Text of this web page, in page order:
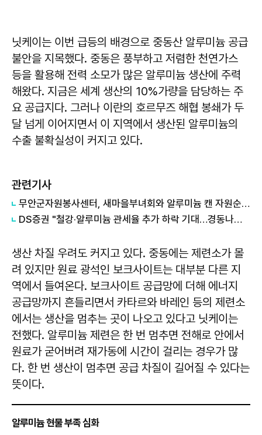
닛케이는 이번 급등의 배경으로 중동산 알루미늄 공급
불안을 지목했다. 중동은 풍부하고 저렴한 천연가스
등을 활용해 전력 소모가 많은 알루미늄 생산에 주력
해왔다. 지금은 세계 생산의 10%가량을 담당하는 주
요 공급지다. 그러나 이란의 호르무즈 해협 봉쇄가 두
달 넘게 이어지면서 이 지역에서 생산된 알루미늄의
수출 불확실성이 커지고 있다.
관련기사
무안군자원봉사센터, 새마을부녀회와 알루미늄 캔 자원순환 활동 전개
DS증권 "철강·알루미늄 관세율 추가 하락 기대…경동나비엔 목표가↑"
생산 차질 우려도 커지고 있다. 중동에는 제련소가 몰
려 있지만 원료 광석인 보크사이트는 대부분 다른 지
역에서 들여온다. 보크사이트 공급망에 더해 에너지
공급망까지 흔들리면서 카타르와 바레인 등의 제련소
에서는 생산을 멈추는 곳이 나오고 있다고 닛케이는
전했다. 알루미늄 제련은 한 번 멈추면 전해로 안에서
원료가 굳어버려 재가동에 시간이 걸리는 경우가 많
다. 한 번 생산이 멈추면 공급 차질이 길어질 수 있다는
뜻이다.
알루미늄 현물 부족 심화